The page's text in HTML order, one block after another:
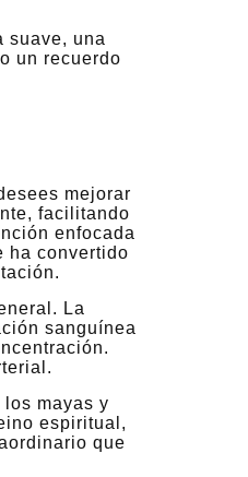
la
€
Smoothands
suave, una
un recuerdo
mejorar
facilitando
enfocada
ha convertido
La
sanguínea
mayas y
espiritual,
que